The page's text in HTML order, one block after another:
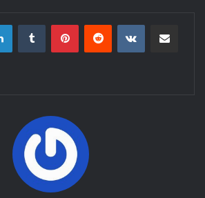
LinkedinTumblr PinterestReddit VK